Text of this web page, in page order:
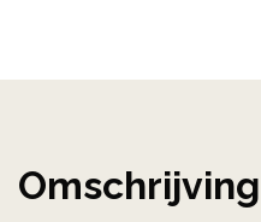
Omschrijving